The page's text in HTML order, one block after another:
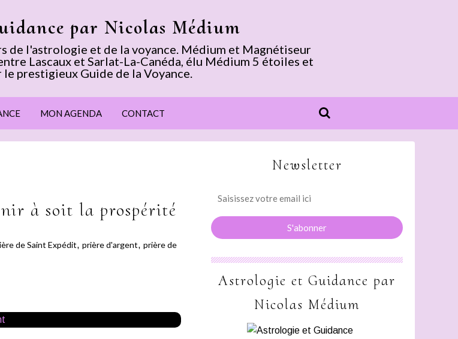
par Nicolas Médium
de l'astrologie et de la voyance. Médium et Magnétiseur
Lascaux et Sarlat-La-Canéda, élu Médium 5 étoiles et
prestigieux Guide de la Voyance.
MON AGENDA CONTACT
à soit la prospérité
de Saint Expédit, prière d'argent, prière de
Newsletter
Astrologie et Guidance par
Nicolas Médium